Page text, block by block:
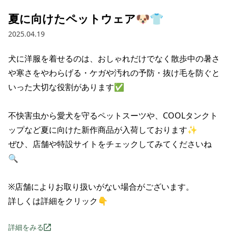
夏に向けたペットウェア🐶👕
2025.04.19
犬に洋服を着せるのは、おしゃれだけでなく散歩中の暑さ
や寒さをやわらげる・ケガや汚れの予防・抜け毛を防ぐと
いった大切な役割があります✅
不快害虫から愛犬を守るペットスーツや、COOLタンクト
ップなど夏に向けた新作商品が入荷しております✨
ぜひ、店舗や特設サイトをチェックしてみてくださいね
🔍
※店舗によりお取り扱いがない場合がございます。
詳しくは詳細をクリック👇
詳細をみる